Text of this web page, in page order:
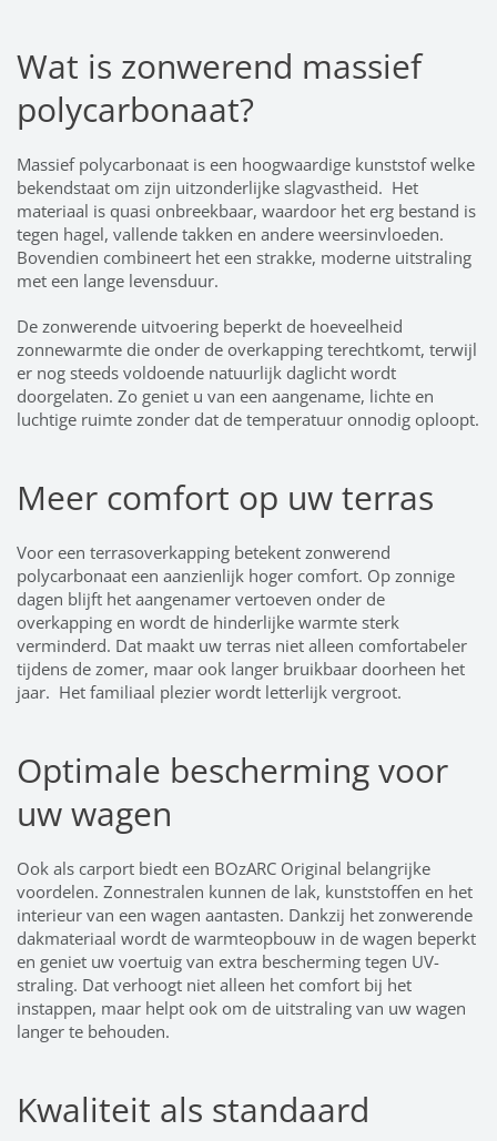
Wat is zonwerend massief
polycarbonaat?
Massief polycarbonaat is een hoogwaardige kunststof welke
bekendstaat om zijn uitzonderlijke slagvastheid. Het
materiaal is quasi onbreekbaar, waardoor het erg bestand is
tegen hagel, vallende takken en andere weersinvloeden.
Bovendien combineert het een strakke, moderne uitstraling
met een lange levensduur.
De zonwerende uitvoering beperkt de hoeveelheid
zonnewarmte die onder de overkapping terechtkomt, terwijl
er nog steeds voldoende natuurlijk daglicht wordt
doorgelaten. Zo geniet u van een aangename, lichte en
luchtige ruimte zonder dat de temperatuur onnodig oploopt.
Meer comfort op uw terras
Voor een terrasoverkapping betekent zonwerend
polycarbonaat een aanzienlijk hoger comfort. Op zonnige
dagen blijft het aangenamer vertoeven onder de
overkapping en wordt de hinderlijke warmte sterk
verminderd. Dat maakt uw terras niet alleen comfortabeler
tijdens de zomer, maar ook langer bruikbaar doorheen het
jaar. Het familiaal plezier wordt letterlijk vergroot.
Optimale bescherming voor
uw wagen
Ook als carport biedt een BOzARC Original belangrijke
voordelen. Zonnestralen kunnen de lak, kunststoffen en het
interieur van een wagen aantasten. Dankzij het zonwerende
dakmateriaal wordt de warmteopbouw in de wagen beperkt
en geniet uw voertuig van extra bescherming tegen UV-
straling. Dat verhoogt niet alleen het comfort bij het
instappen, maar helpt ook om de uitstraling van uw wagen
langer te behouden.
Kwaliteit als standaard